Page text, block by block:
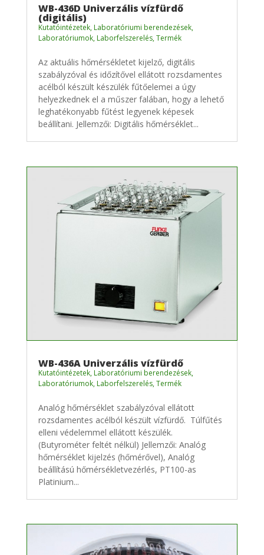
WB-436D Univerzális vízfürdő
(digitális)
Kutatóintézetek, Laboratóriumi berendezések,
Laboratóriumok, Laborfelszerelés,Termék
Az aktuális hőmérsékletet kijelző, digitális
szabályzóval és időzítővel ellátott rozsdamentes
acélból készült készülék fűtőelemei a úgy
helyezkednek el a műszer falában, hogy a lehető
leghatékonyabb fűtést legyenek képesek
beállítani. Jellemzői: Digitális hőmérséklet...
WB-436A Univerzális vízfürdő
Kutatóintézetek, Laboratóriumi berendezések,
Laboratóriumok, Laborfelszerelés,Termék
Analóg hőmérséklet szabályzóval ellátott
rozsdamentes acélból készült vízfürdő. Túlfűtés
elleni védelemmel ellátott készülék.
(Butyrométer feltét nélkül) Jellemzői: Analóg
hőmérséklet kijelzés (hőmérővel), Analóg
beállítású hőmérsékletvezérlés, PT100-as
Platinium...